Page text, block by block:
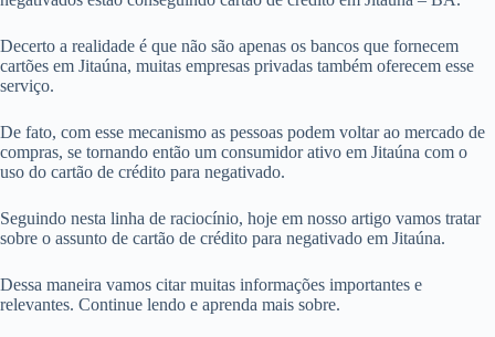
Decerto a realidade é que não são apenas os bancos que fornecem
cartões em Jitaúna, muitas empresas privadas também oferecem esse
serviço.
De fato, com esse mecanismo as pessoas podem voltar ao mercado de
compras, se tornando então um consumidor ativo em Jitaúna com o
uso do cartão de crédito para negativado.
Seguindo nesta linha de raciocínio, hoje em nosso artigo vamos tratar
sobre o assunto de cartão de crédito para negativado em Jitaúna.
Dessa maneira vamos citar muitas informações importantes e
relevantes. Continue lendo e aprenda mais sobre.